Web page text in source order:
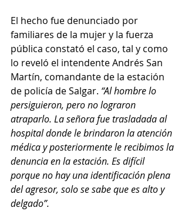
El hecho fue denunciado por
familiares de la mujer y la fuerza
pública constató el caso, tal y como
lo reveló el intendente Andrés San
Martín, comandante de la estación
de policía de Salgar. “Al hombre lo
persiguieron, pero no lograron
atraparlo. La señora fue trasladada al
hospital donde le brindaron la atención
médica y posteriormente le recibimos la
denuncia en la estación. Es difícil
porque no hay una identificación plena
del agresor, solo se sabe que es alto y
delgado”.